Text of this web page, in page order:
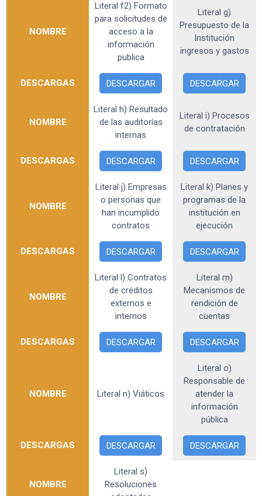
NOMBRE
Literal f2) Formato
para solicitudes de
acceso a la
información
publica
Literal g)
Presupuesto de la
Institución
ingresos y gastos
DESCARGAS DESCARGAR DESCARGAR
NOMBRE
Literal h) Resultado
de las auditorías
internas
Literal i) Procesos
de contratación
DESCARGAS DESCARGAR DESCARGAR
NOMBRE
Literal j) Empresas
o personas que
han incumplido
contratos
Literal k) Planes y
programas de la
institución en
ejecución
DESCARGAS DESCARGAR DESCARGAR
NOMBRE
Literal l) Contratos
de créditos
externos e
internos
Literal m)
Mecanismos de
rendición de
cuentas
DESCARGAS DESCARGAR DESCARGAR
NOMBRE Literal n) Viáticos
Literal o)
Responsable de
atender la
información
pública
DESCARGAS DESCARGAR DESCARGAR
NOMBRE
Literal s)
Resoluciones